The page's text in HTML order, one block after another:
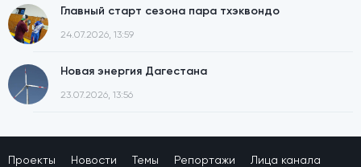
Главный старт сезона пара тхэквондо
24.07.2026, 13:59
Новая энергия Дагестана
23.07.2026, 13:56
Проекты Новости Темы Репортажи
Лица канала